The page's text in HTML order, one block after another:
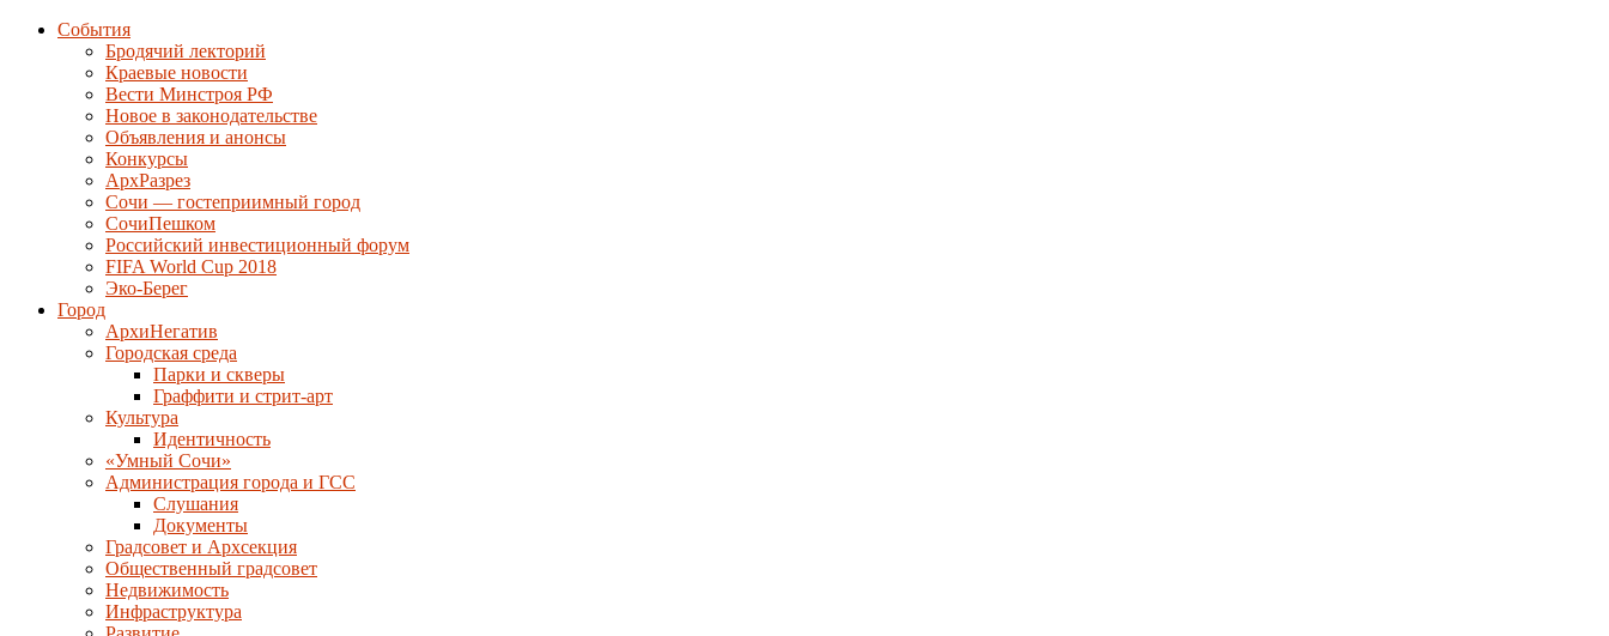
События
Бродячий лекторий
Краевые новости
Вести Минстроя РФ
Новое в законодательстве
Объявления и анонсы
Конкурсы
АрхРазрез
Сочи — гостеприимный город
СочиПешком
Российский инвестиционный форум
FIFA World Cup 2018
Эко-Берег
Город
АрхиНегатив
Городская среда
Парки и скверы
Граффити и стрит-арт
Культура
Идентичность
«Умный Сочи»
Администрация города и ГСС
Слушания
Документы
Градсовет и Архсекция
Общественный градсовет
Недвижимость
Инфраструктура